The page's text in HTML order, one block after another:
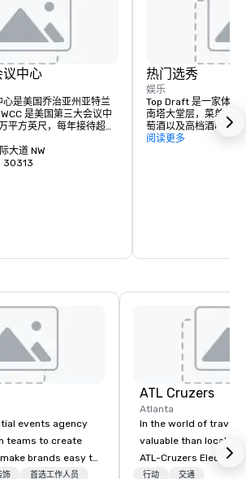
议中心
是美国乔治亚州亚特兰
是美国第三大会议中
平方英尺，每年接待超过
兰大 Omni 酒店和
接相连。
大道 NW
30313
热门选秀
娱乐
Top Draft 是一家体育
南塔大堂层，菜单提
萄酒以及高档酒吧美
赏到百年奥林匹克公
阅读更多
events agency
teams to create
brands easy to
Most
饰 首选工作人员
ATL Cruzers
Atlanta
In the world of travel,
valuable than local
ATL-Cruzers Electric
Tours believe our
行动 交通